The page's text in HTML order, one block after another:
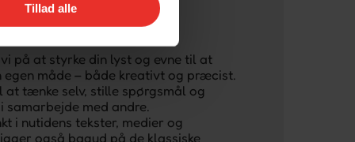
Tillad alle
på at styrke din lyst og evne til at
måde – både kreativt og præcist.
tænke selv, stille spørgsmål og
med andre.
i nutidens tekster, medier og
også bagud på de klassiske